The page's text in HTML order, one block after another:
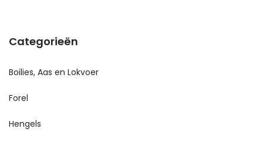
Categorieën
Boilies, Aas en Lokvoer
Forel
Hengels